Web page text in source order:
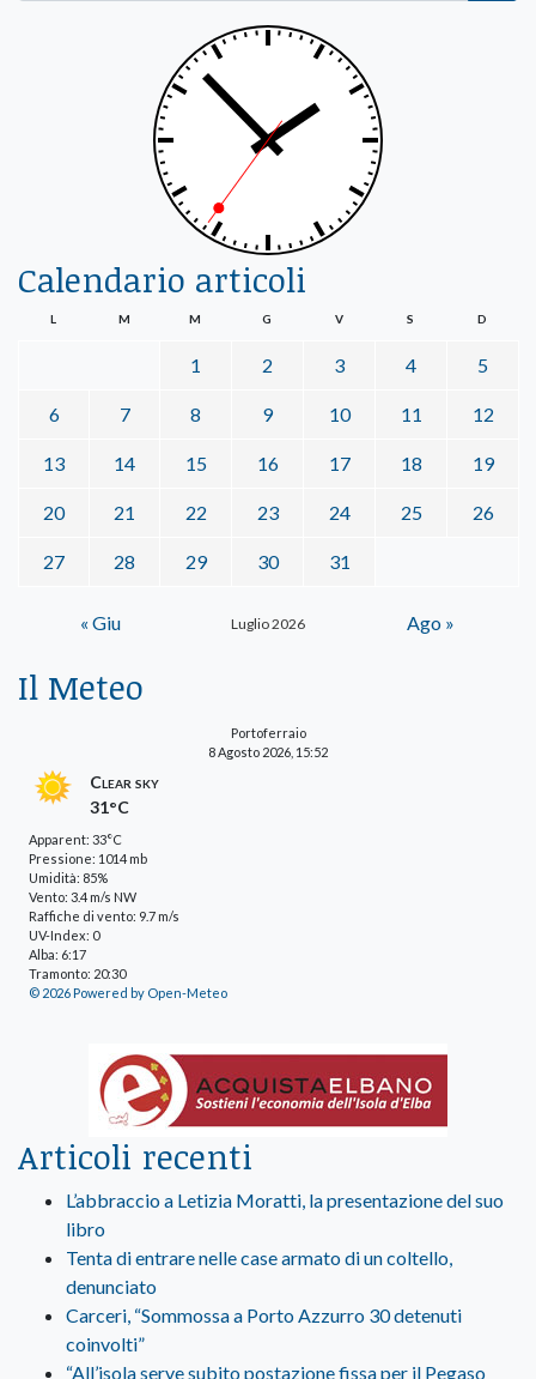
Calendario articoli
Luglio 2026
L M M G V S D
1 2 3 4 5
6 7 8 9 10 11 12
13 14 15 16 17 18 19
20 21 22 23 24 25 26
27 28 29 30 31
« Giu Ago »
Il Meteo
Portoferraio
8 Agosto 2026, 15:52
Clear sky
31°C
Apparent: 33°C
Pressione: 1014 mb
Umidità: 85%
Vento: 3.4 m/s NW
Raffiche di vento: 9.7 m/s
UV-Index: 0
Alba: 6:17
Tramonto: 20:30
© 2026 Powered by Open-Meteo
Articoli recenti
L’abbraccio a Letizia Moratti, la presentazione del suo
libro
Tenta di entrare nelle case armato di un coltello,
denunciato
Carceri, “Sommossa a Porto Azzurro 30 detenuti
coinvolti”
“All’isola serve subito postazione fissa per il Pegaso